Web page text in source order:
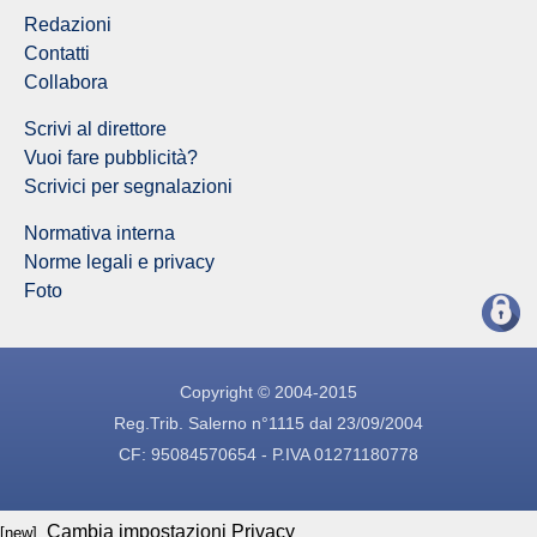
Redazioni
Contatti
Collabora
Scrivi al direttore
Vuoi fare pubblicità?
Scrivici per segnalazioni
Normativa interna
Norme legali e privacy
Foto
Copyright © 2004-2015
Reg.Trib. Salerno n°1115 dal 23/09/2004
CF: 95084570654 - P.IVA 01271180778
[new] Cambia impostazioni Privacy